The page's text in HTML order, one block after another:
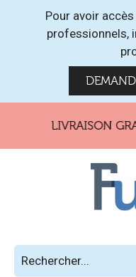
Pour avoir
professionnels,
LIVRAISON